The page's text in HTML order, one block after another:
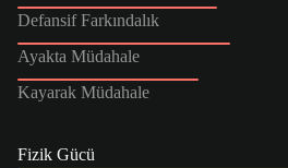
Defansif Farkındalık
Ayakta Müdahale
Kayarak Müdahale
Fizik Gücü